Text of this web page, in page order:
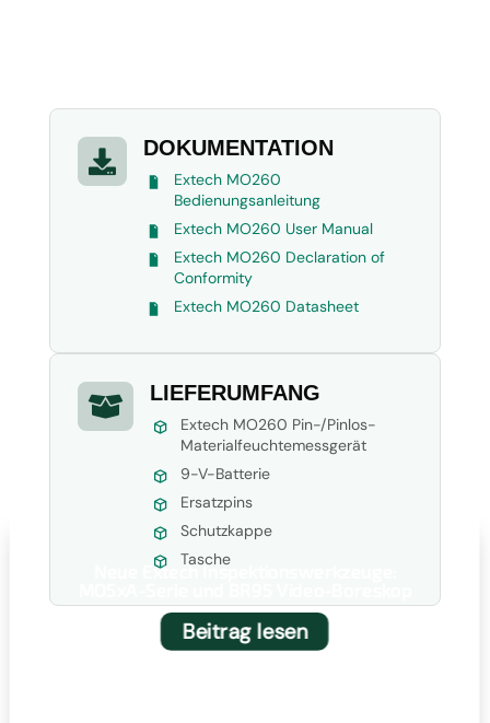
 DOKUMENTATION
Extech MO260
Bedienungsanleitung
Extech MO260 User Manual
Extech MO260 Declaration of
Conformity
Extech MO260 Datasheet
 LIEFERUMFANG
Extech MO260 Pin-/Pinlos-
Materialfeuchtemessgerät
9-V-Batterie
Ersatzpins
Schutzkappe
Tasche
Neue Extech Inspektionswerkzeuge:
Beitrag lesen